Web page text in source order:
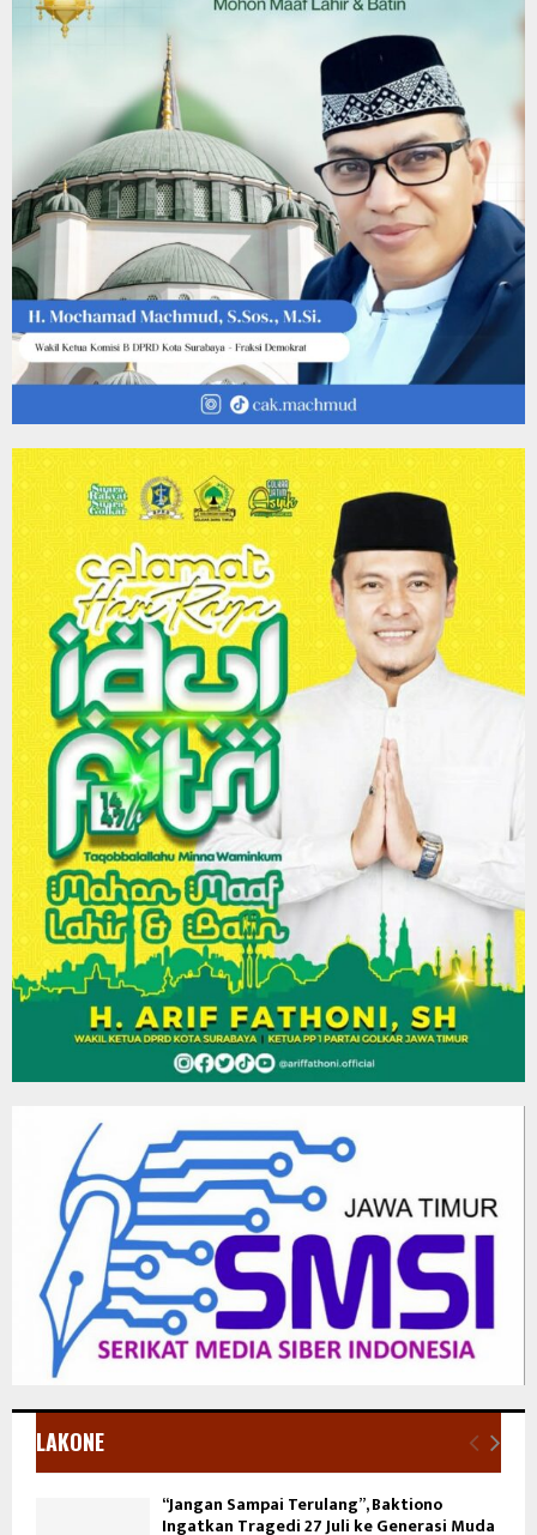
LAKONE
“Jangan Sampai Terulang”, Baktiono
Ingatkan Tragedi 27 Juli ke Generasi Muda